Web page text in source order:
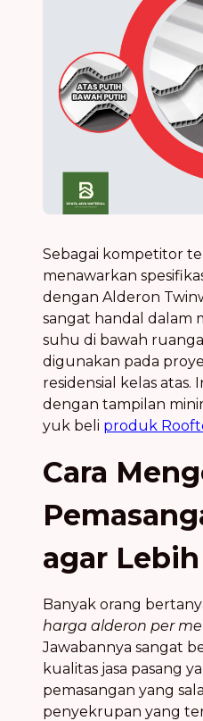
Sebagai kompetitor
menawarkan
dengan Alderon
sangat handal dalam
suhu di bawah
digunakan pada
residensial kelas atas.
dengan tampilan
yuk beli produk
Cara
agar
Banyak orang
harga alderon per
Jawabannya sangat
kualitas jasa pasang
pemasangan yang
penyekrupan yang